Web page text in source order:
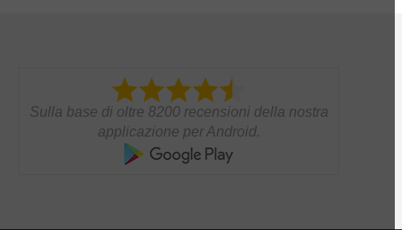
Sulla base di oltre 8200 recensioni della nostra
applicazione per Android.